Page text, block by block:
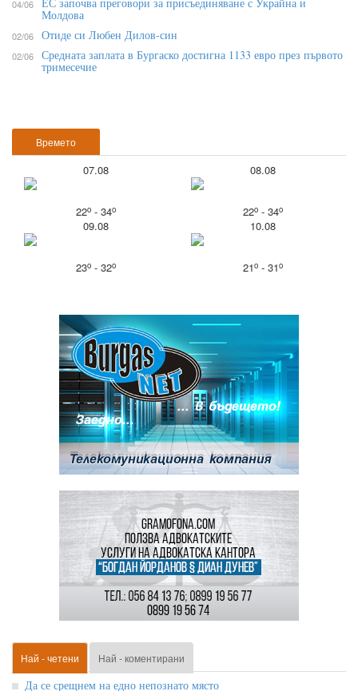
Времето
07.08
22o- 34o
08.08
22o- 34o
09.08
23o- 32o
10.08
21o- 31o
04/06 ЕС започва преговори за присъединяване с Украйна и
Молдова
02/06 Отиде си Любен Дилов-син
02/06 Средната заплата в Бургаско достигна 1133 евро през първото
тримесечие
Най - четени Най - коментирани
Да се срещнем на едно непознато място